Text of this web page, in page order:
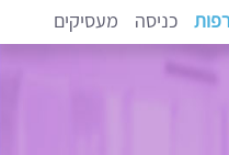
כניסה מעסיקים